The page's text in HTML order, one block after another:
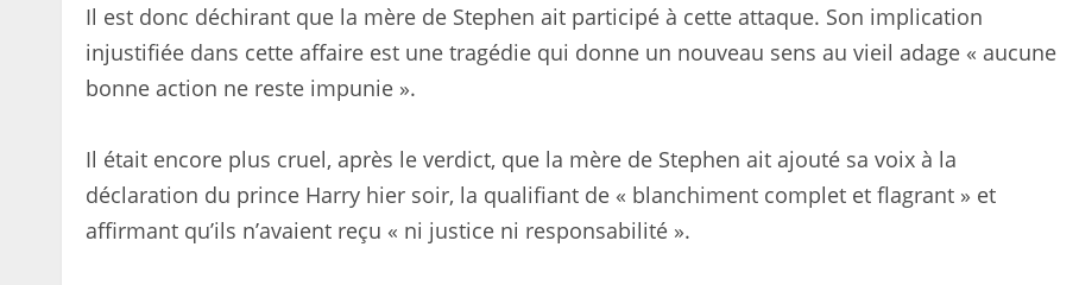
Il est donc déchirant que la mère de Stephen ait participé à cette attaque. Son implication
injustifiée dans cette affaire est une tragédie qui donne un nouveau sens au vieil adage « aucune
bonne action ne reste impunie ».
Il était encore plus cruel, après le verdict, que la mère de Stephen ait ajouté sa voix à la
déclaration du prince Harry hier soir, la qualifiant de « blanchiment complet et flagrant » et
affirmant qu’ils n’avaient reçu « ni justice ni responsabilité ».